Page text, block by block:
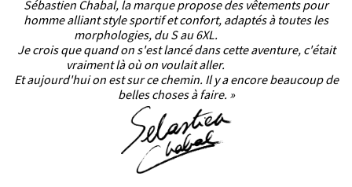
Sébastien Chabal, la marque propose des vêtements pour
homme alliant style sportif et confort, adaptés à toutes les
morphologies, du S au 6XL.
Je crois que quand on s'est lancé dans cette aventure, c'était
vraiment là où on voulait aller.
Et aujourd'hui on est sur ce chemin. Il y a encore beaucoup de
belles choses à faire. »